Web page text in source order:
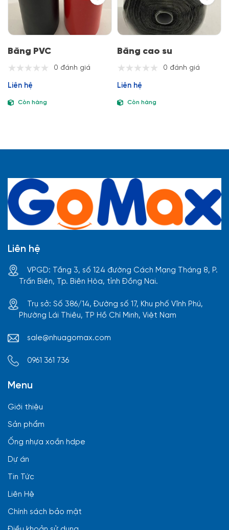
Băng PVC
0 đánh giá
Liên hệ
Còn hàng
Băng cao su
0 đánh giá
Liên hệ
Còn hàng
Liên hệ
VPGD: Tầng 3, số 124 đường Cách Mạng Tháng 8, P.
Trấn Biên, Tp. Biên Hòa, tỉnh Đồng Nai.
Trụ sở: Số 386/14, Đường số 17, Khu phố Vĩnh Phú,
Phường Lái Thiêu, TP Hồ Chí Minh, Việt Nam
sale@nhuagomax.com
0961 361 736
Menu
Giới thiệu
Sản phẩm
Ống nhựa xoắn hdpe
Dự án
Tin Tức
Liên Hệ
Chính sách bảo mật